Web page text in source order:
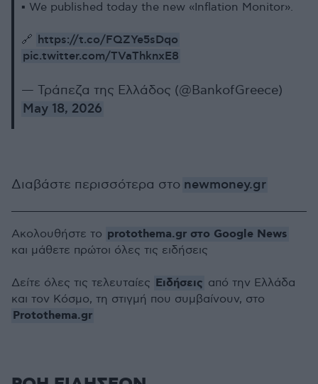
▪ We published today the new «Inflation Monitor».
🔗 https://t.co/FQZYe5sDqo
pic.twitter.com/TVaThknxE8
— Τράπεζα της Ελλάδος (@BankofGreece)
May 18, 2026
Διαβάστε περισσότερα στο newmoney.gr
Ακολουθήστε το protothema.gr στο Google News
και μάθετε πρώτοι όλες τις ειδήσεις
Δείτε όλες τις τελευταίες Ειδήσεις από την Ελλάδα
και τον Κόσμο, τη στιγμή που συμβαίνουν, στο
Protothema.gr